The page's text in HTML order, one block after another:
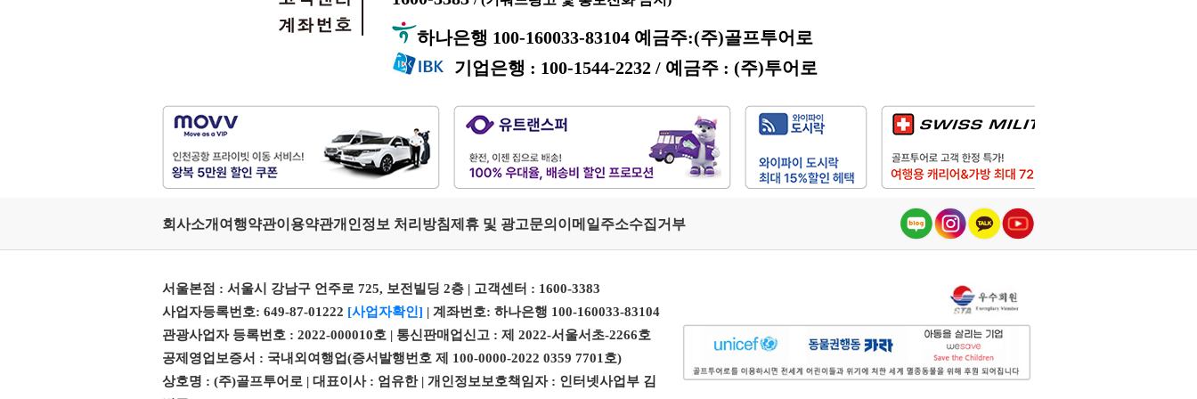
하나은행 100-160033-83104 예금주:(주)골프투어로
기업은행 : 100-1544-2232 / 예금주 : (주)투어로
회사소개 여행약관이용약관개인정보 처리방침제휴 및 광고문의 이메일주소수집거부
서울본점 : 서울시 강남구 언주로 725, 보전빌딩 2층 | 고객센터 : 1600-3383
사업자등록번호: 649-87-01222 [사업자확인] | 계좌번호: 하나은행 100-160033-83104
관광사업자 등록번호 : 2022-000010호 | 통신판매업신고 : 제 2022-서울서초-2266호
공제영업보증서 : 국내외여행업(증서발행번호 제 100-0000-2022 0359 7701호)
상호명 : (주)골프투어로 | 대표이사 : 엄유한 | 개인정보보호책임자 : 인터넷사업부 김